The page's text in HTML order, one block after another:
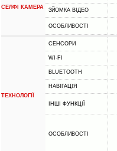
СЕЛФІ КАМЕРА ЗЙОМКА ВІДЕО
ОСОБЛИВОСТІ
ТЕХНОЛОГІЇ
СЕНСОРИ
WI-FI
BLUETOOTH
НАВІГАЦІЯ
ІНШІ ФУНКЦІЇ
ОСОБЛИВОСТІ